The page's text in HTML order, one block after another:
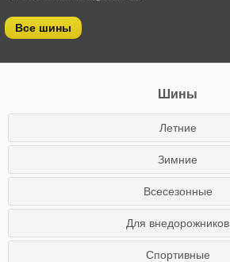
Все шины
Шины
Летние
Зимние
Всесезонные
Для внедорожников
Спортивные